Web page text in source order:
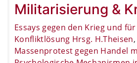
Militarisierung &
Essays gegen den Krieg und
Konfliktlösung Hrsg. H.Theisen,
Massenprotest gegen Handel